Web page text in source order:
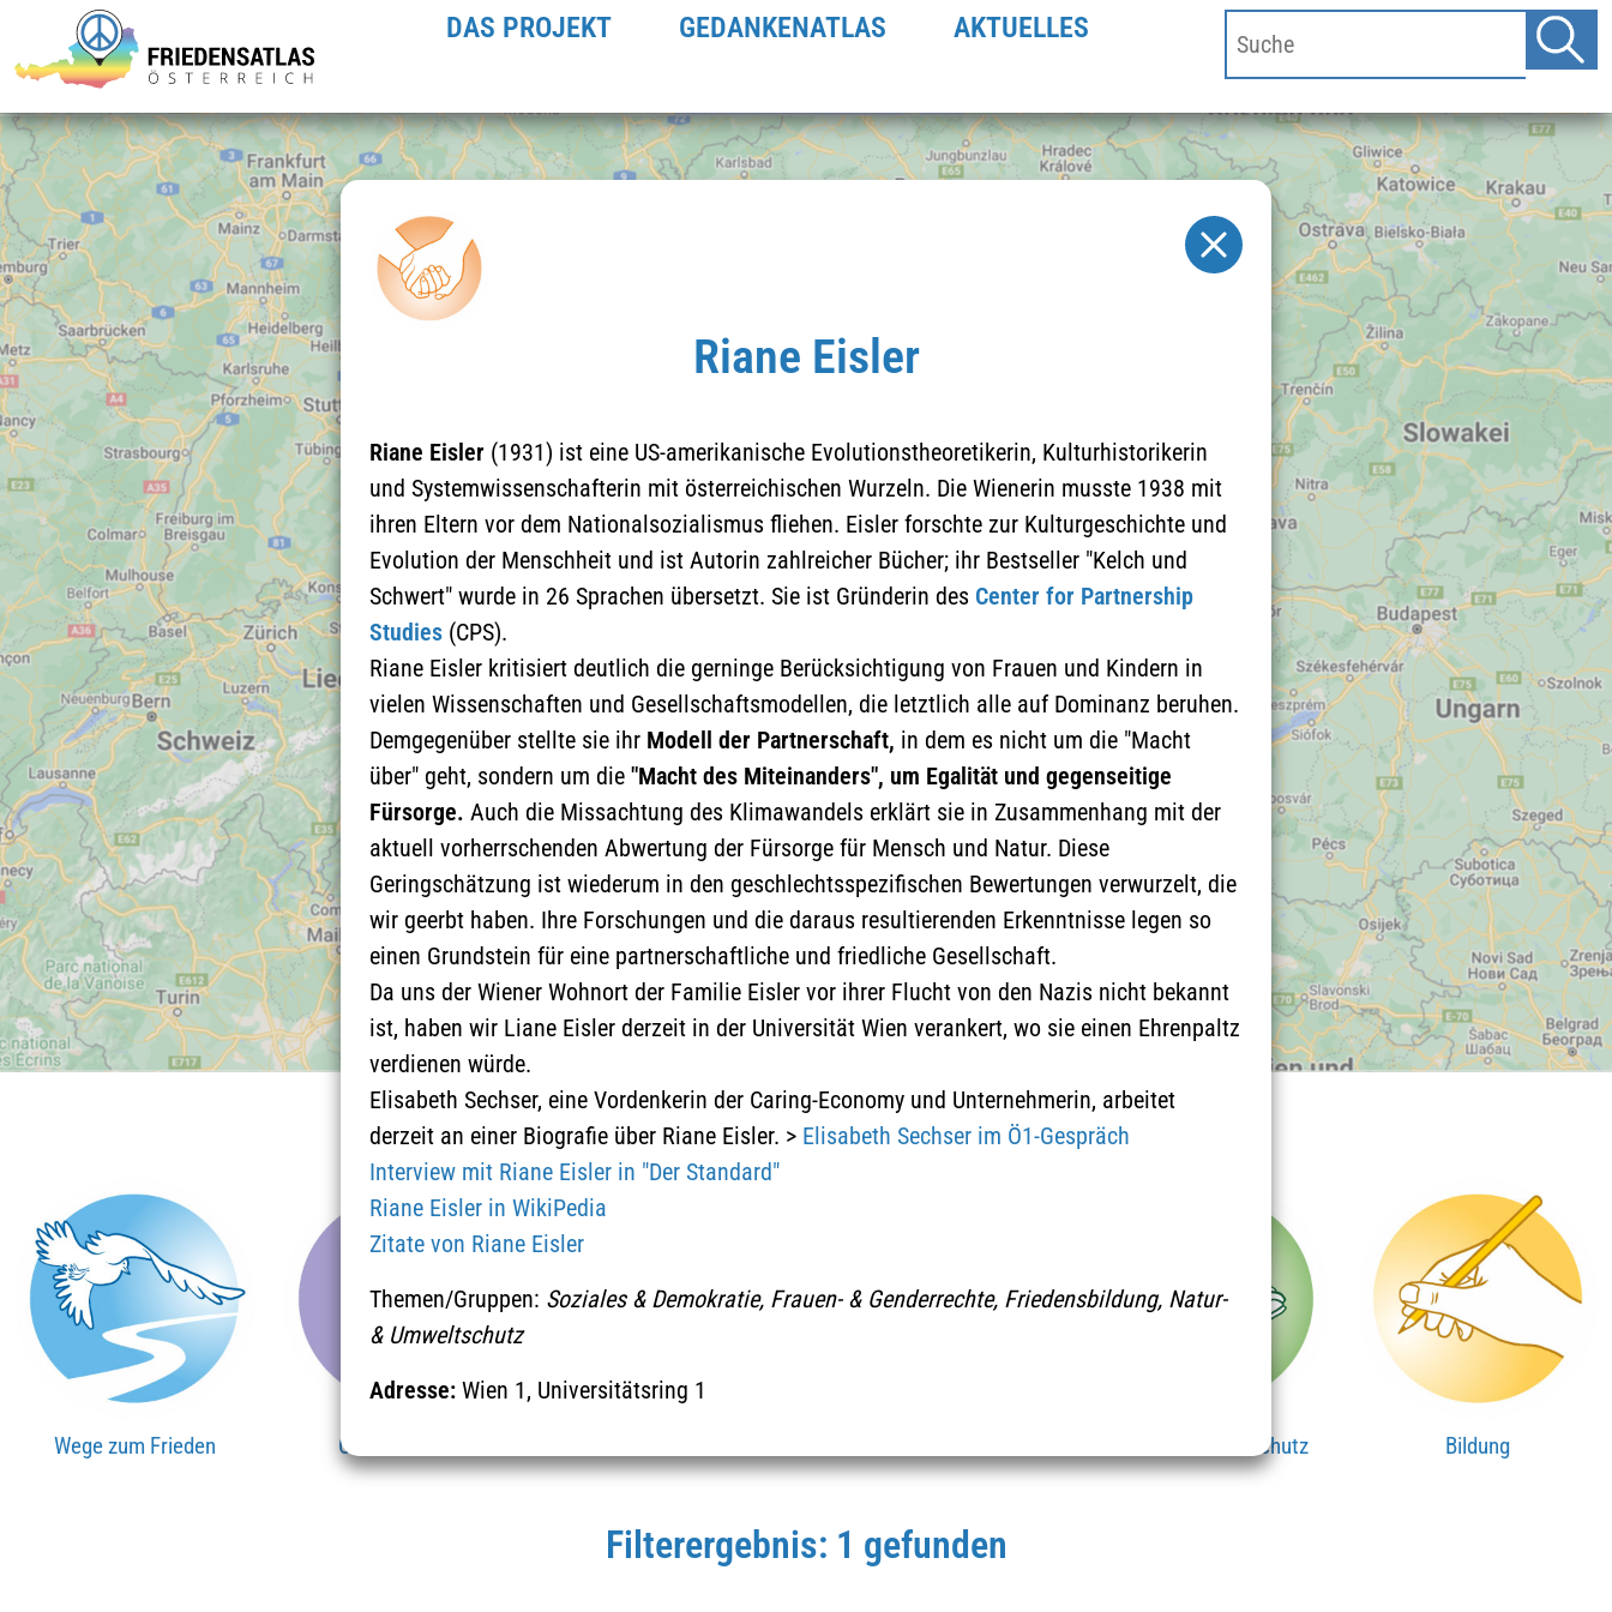
DAS PROJEKT GEDANKENATLAS AKTUELLES
Klicken Sie hier um die
Datenschutzerklärung zu
aktzeptieren und die Google-
Maps-Karte zu laden
Näheres finden Sie in der
Datenschutzerklärung
THEMEN
Wege zum Frieden Orte & Zeichen Umwelt & Klimaschutz Bildung
Filterergebnis: 1 gefunden
Riane Eisler
Riane Eisler (1931) ist eine US-amerikanische Evolutionstheoretikerin, Kulturhistorikerin
und Systemwissenschafterin mit österreichischen Wurzeln. Die Wienerin musste 1938 mit
ihren Eltern vor dem Nationalsozialismus fliehen. Eisler forschte zur Kulturgeschichte und
Evolution der Menschheit und ist Autorin zahlreicher Bücher; ihr Bestseller "Kelch und
Schwert" wurde in 26 Sprachen übersetzt. Sie ist Gründerin des Center for Partnership
Studies (CPS).
Riane Eisler kritisiert deutlich die gerninge Berücksichtigung von Frauen und Kindern in
vielen Wissenschaften und Gesellschaftsmodellen, die letztlich alle auf Dominanz beruhen.
Demgegenüber stellte sie ihr Modell der Partnerschaft, in dem es nicht um die "Macht
über" geht, sondern um die "Macht des Miteinanders", um Egalität und gegenseitige
Fürsorge. Auch die Missachtung des Klimawandels erklärt sie in Zusammenhang mit der
aktuell vorherrschenden Abwertung der Fürsorge für Mensch und Natur. Diese
Geringschätzung ist wiederum in den geschlechtsspezifischen Bewertungen verwurzelt, die
wir geerbt haben. Ihre Forschungen und die daraus resultierenden Erkenntnisse legen so
einen Grundstein für eine partnerschaftliche und friedliche Gesellschaft.
Da uns der Wiener Wohnort der Familie Eisler vor ihrer Flucht von den Nazis nicht bekannt
ist, haben wir Liane Eisler derzeit in der Universität Wien verankert, wo sie einen Ehrenpaltz
verdienen würde.
Elisabeth Sechser, eine Vordenkerin der Caring-Economy und Unternehmerin, arbeitet
derzeit an einer Biografie über Riane Eisler. > Elisabeth Sechser im Ö1-Gespräch
Interview mit Riane Eisler in "Der Standard"
Riane Eisler in WikiPedia
Zitate von Riane Eisler
Themen/Gruppen: Soziales & Demokratie, Frauen- & Genderrechte, Friedensbildung, Natur-
& Umweltschutz
Adresse: Wien 1, Universitätsring 1